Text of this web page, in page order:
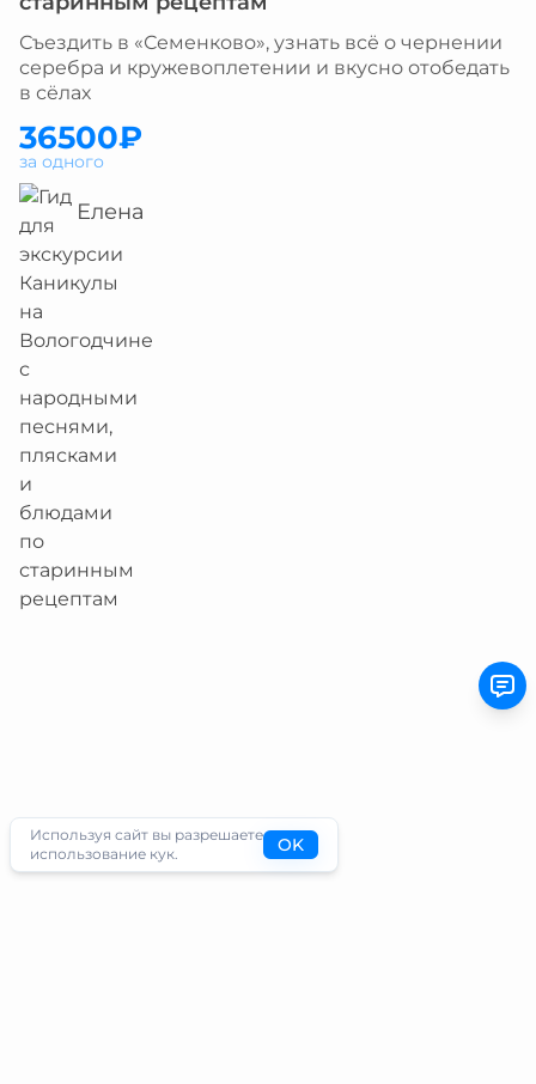
Съездить в «Семенково», узнать всё о чернении
серебра и кружевоплетении и вкусно отобедать
в сёлах
36500₽
за одного
Елена
Используя сайт вы разрешаете
использование кук.
OK